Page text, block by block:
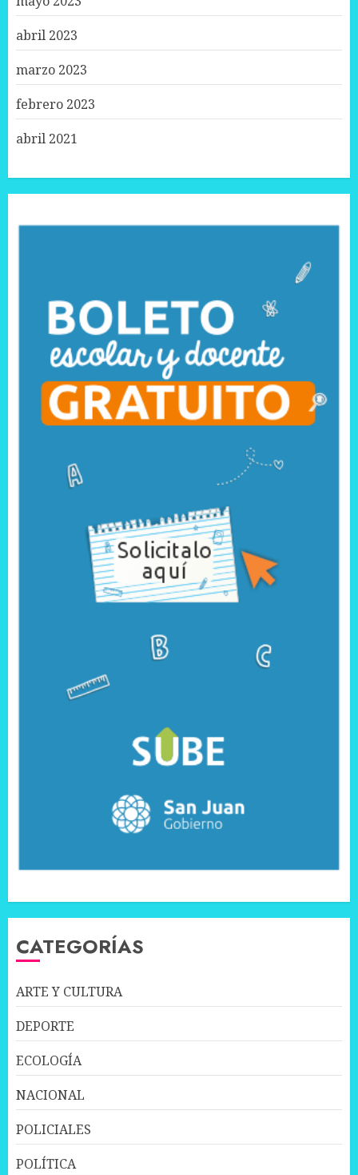
abril 2023
marzo 2023
febrero 2023
abril 2021
CATEGORÍAS
ARTE Y CULTURA
DEPORTE
ECOLOGÍA
NACIONAL
POLICIALES
POLÍTICA